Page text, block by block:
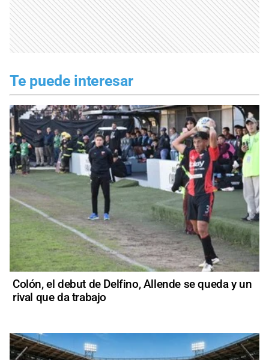
Te puede interesar
Colón, el debut de Delfino, Allende se queda y un
rival que da trabajo